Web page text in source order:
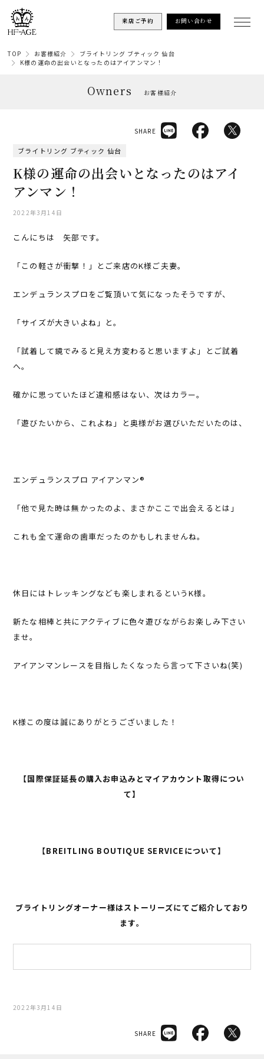
来店ご予約 お問い合わせ
TOP お客様紹介
ブライトリング ブティック 仙台
K様の運命の出会いとなったのはアイアンマン！
Owners お客様紹介
ブライトリング ブティック 仙台
K様の運命の出会いとなったのはアイ
アンマン！
2022年3月14日
SHARE
こんにちは 矢部です。
「この軽さが衝撃！」とご来店のK様ご夫妻。
エンデュランスプロをご覧頂いて気になったそうですが、
「サイズが大きいよね」と。
「試着して鏡でみると見え方変わると思いますよ」とご試着
へ。
確かに思っていたほど違和感はない、次はカラー。
「遊びたいから、これよね」と奥様がお選びいただいたのは、
エンデュランスプロ アイアンマン®
「他で見た時は無かったのよ、まさかここで出会えるとは」
これも全て運命の歯車だったのかもしれませんね。
休日にはトレッキングなども楽しまれるというK様。
新たな相棒と共にアクティブに色々遊びながらお楽しみ下さい
ませ。
アイアンマンレースを目指したくなったら言って下さいね(笑)
K様この度は誠にありがとうございました！
【国際保証延長の購入お申込みとマイアカウント取得につい
て】
【BREITLING BOUTIQUE SERVICEについて】
ブライトリングオーナー様はストーリーズにてご紹介しており
ます。
2022年3月14日
SHARE